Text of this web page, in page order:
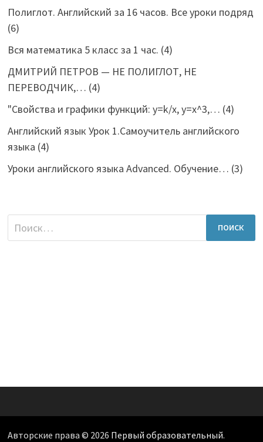
Полиглот. Английский за 16 часов. Все уроки подряд
(6)
Вся математика 5 класс за 1 час. (4)
ДМИТРИЙ ПЕТРОВ — НЕ ПОЛИГЛОТ, НЕ
ПЕРЕВОДЧИК,… (4)
"Свойства и графики функций: y=k/x, y=x^3,… (4)
Английский язык Урок 1.Самоучитель английского
языка (4)
Уроки английского языка Advanced. Обучение… (3)
Найти:
Авторские права © 2026 Первый образовательный.